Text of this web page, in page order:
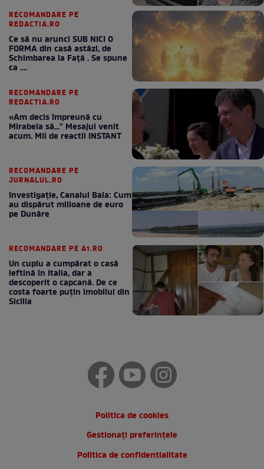
RECOMANDARE PE
REDACTIA.RO
Ce să nu arunci SUB NICI O
FORMA din casă astăzi, de
Schimbarea la Față . Se spune
ca ....
RECOMANDARE PE
REDACTIA.RO
«Am decis împreună cu
Mirabela să..." Mesajul venit
acum. Mii de reactii INSTANT
RECOMANDARE PE
JURNALUL.RO
Investigație, Canalul Bala: Cum
au dispărut milioane de euro
pe Dunăre
RECOMANDARE PE A1.RO
Un cuplu a cumpărat o casă
ieftină în Italia, dar a
descoperit o capcană. De ce
costa foarte puțin imobilul din
Sicilia
Politica de cookies
Gestionați preferințele
Politica de confidentialitate